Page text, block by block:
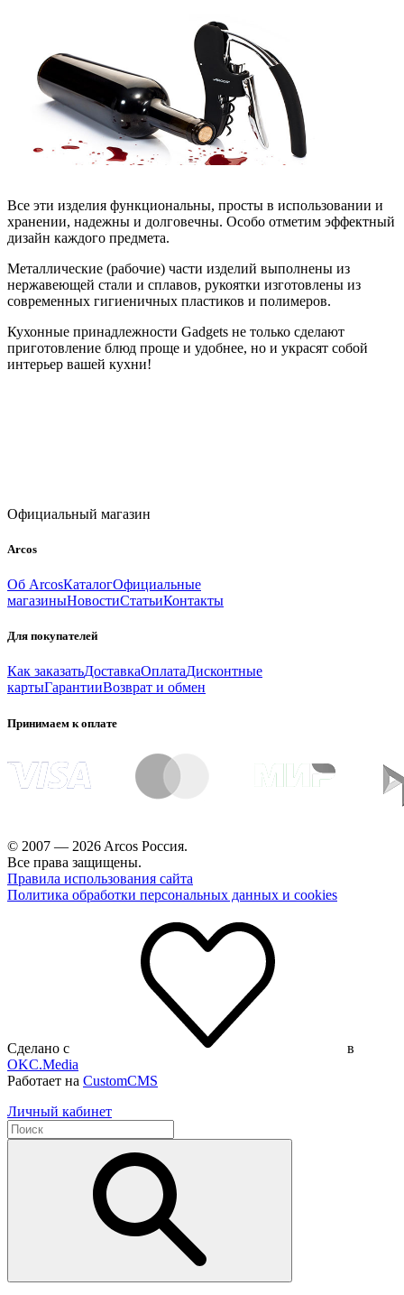
Все эти изделия функциональны, просты в использовании и
хранении, надежны и долговечны. Особо отметим эффектный
дизайн каждого предмета.
Металлические (рабочие) части изделий выполнены из
нержавеющей стали и сплавов, рукоятки изготовлены из
современных гигиеничных пластиков и полимеров.
Кухонные принадлежности Gadgets не только сделают
приготовление блюд проще и удобнее, но и украсят собой
интерьер вашей кухни!
Официальный магазин
Arcos
Об ArcosКаталогОфициальные
магазиныНовостиСтатьиКонтакты
Для покупателей
Как заказатьДоставкаОплатаДисконтные
картыГарантииВозврат и обмен
Принимаем к оплате
© 2007 — 2026 Arcos Россия.
Все права защищены.
Правила использования сайта
Политика обработки персональных данных и cookies
Сделано с
в
OKC.Media
Работает на CustomCMS
Личный кабинет